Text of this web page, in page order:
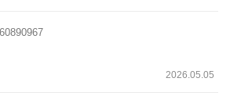
2026.05.05